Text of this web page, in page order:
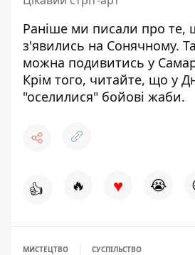
Раніше ми писали про те,
з'явились на Сонячному.
можна подивитись у
Крім того, читайте, що у
"оселилися" бойові жаби.
👍 🔥 ♥ 😭
МИСТЕЦТВО СУСПІЛЬСТВО